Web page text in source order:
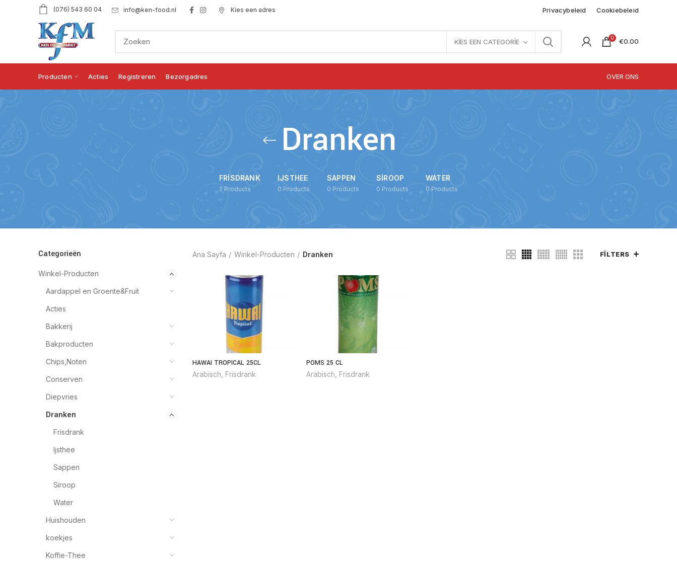
(076) 543 60 04 info@ken-food.nl Kies een adres Privacybeleid Cookiebeleid
KIES EEN CATEGORIE 0 €0.00
Producten Acties Registreren Bezorgadres OVER ONS
Dranken
FRISDRANK
2 Products
IJSTHEE
0 Products
SAPPEN
0 Products
SIROOP
0 Products
WATER
0 Products
Categorieën
Winkel-Producten
Aardappel en Groente&Fruit
Acties
Bakkerij
Bakproducten
Chips,Noten
Conserven
Diepvries
Dranken
Frisdrank
Ijsthee
Sappen
Siroop
Water
Huishouden
koekjes
Koffie-Thee
Ana Sayfa Winkel-Producten Dranken FILTERS
HAWAI TROPICAL 25CL
Arabisch Frisdrank
POMS 25 CL
Arabisch Frisdrank